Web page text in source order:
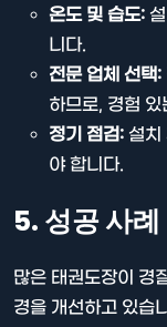
온도 및 습도:
니다.
전문 업체 선택:
하므로, 경험
정기 점검: 설치
야 합니다.
5. 성공 사례
많은 태권도장이 경
경을 개선하고 있습